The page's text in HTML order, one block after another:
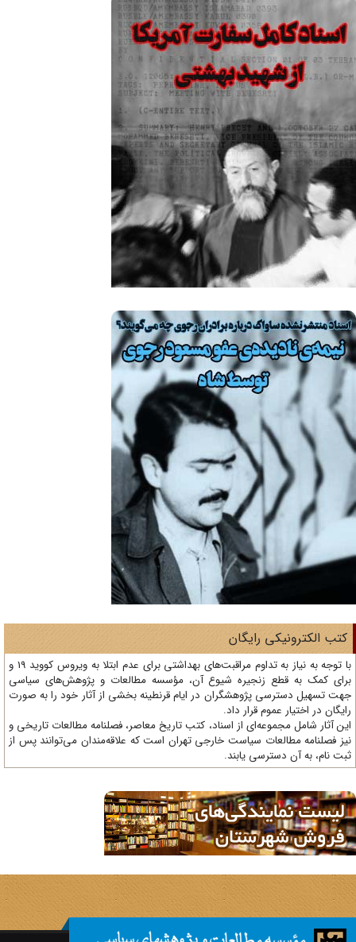
الکترونیکی رایگان
با توجه به نیاز به تداوم مراقبت‌های بهداشتی برای عدم ابتلا به ویروس کووید 19 و
کمک به قطع زنجیره شیوع آن، مؤسسه مطالعات و پژوهش‌های سیاسی
تسهیل دسترسی پژوهشگران در ایام قرنطینه بخشی از آثار خود را به صورت
در اختیار عموم قرار داد.
آثار شامل مجموعه‌ای از اسناد، کتب تاریخ معاصر، فصلنامه‌ مطالعات تاریخی و
فصلنامه مطالعات سیاست خارجی تهران است که علاقه‌مندان می‌توانند پس از
نام، به آن دسترسی یابند.